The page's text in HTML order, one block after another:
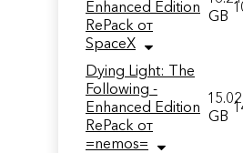
Enhanced Edition
RePack от
SpaceX
GB
Dying Light: The
Following -
Enhanced Edition
RePack от
=nemos=
15.02
GB